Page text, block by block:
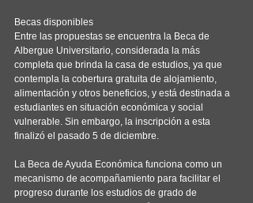
Becas disponibles
Entre las propuestas se encuentra la Beca de
Albergue Universitario, considerada la más
completa que brinda la casa de estudios, ya que
contempla la cobertura gratuita de alojamiento,
alimentación y otros beneficios, y está destinada a
estudiantes en situación económica y social
vulnerable. Sin embargo, la inscripción a esta
finalizó el pasado 5 de diciembre.
La Beca de Ayuda Económica funciona como un
mecanismo de acompañamiento para facilitar el
progreso durante los estudios de grado de